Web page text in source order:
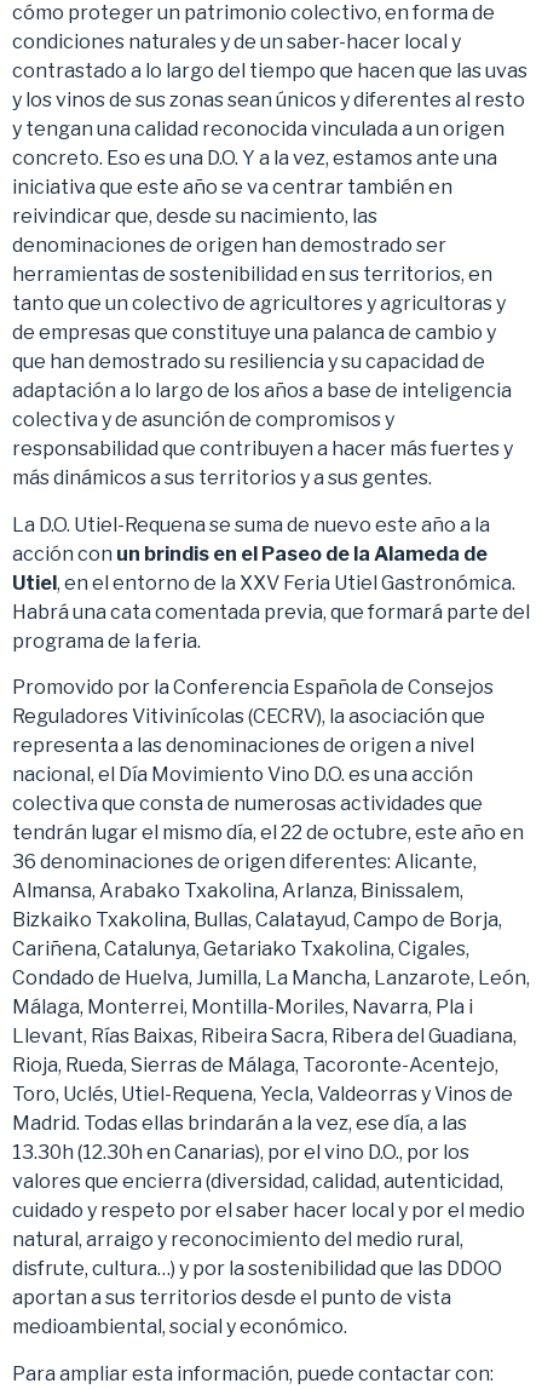
cómo proteger un patrimonio colectivo, en forma de
condiciones naturales y de un saber-hacer local y
contrastado a lo largo del tiempo que hacen que las uvas
y los vinos de sus zonas sean únicos y diferentes al resto
y tengan una calidad reconocida vinculada a un origen
concreto. Eso es una D.O. Y a la vez, estamos ante una
iniciativa que este año se va centrar también en
reivindicar que, desde su nacimiento, las
denominaciones de origen han demostrado ser
herramientas de sostenibilidad en sus territorios, en
tanto que un colectivo de agricultores y agricultoras y
de empresas que constituye una palanca de cambio y
que han demostrado su resiliencia y su capacidad de
adaptación a lo largo de los años a base de inteligencia
colectiva y de asunción de compromisos y
responsabilidad que contribuyen a hacer más fuertes y
más dinámicos a sus territorios y a sus gentes.
La D.O. Utiel-Requena se suma de nuevo este año a la
acción con un brindis en el Paseo de la Alameda de
Utiel, en el entorno de la XXV Feria Utiel Gastronómica.
Habrá una cata comentada previa, que formará parte del
programa de la feria.
Promovido por la Conferencia Española de Consejos
Reguladores Vitivinícolas (CECRV), la asociación que
representa a las denominaciones de origen a nivel
nacional, el Día Movimiento Vino D.O. es una acción
colectiva que consta de numerosas actividades que
tendrán lugar el mismo día, el 22 de octubre, este año en
36 denominaciones de origen diferentes: Alicante,
Almansa, Arabako Txakolina, Arlanza, Binissalem,
Bizkaiko Txakolina, Bullas, Calatayud, Campo de Borja,
Cariñena, Catalunya, Getariako Txakolina, Cigales,
Condado de Huelva, Jumilla, La Mancha, Lanzarote, León,
Málaga, Monterrei, Montilla-Moriles, Navarra, Pla i
Llevant, Rías Baixas, Ribeira Sacra, Ribera del Guadiana,
Rioja, Rueda, Sierras de Málaga, Tacoronte-Acentejo,
Toro, Uclés, Utiel-Requena, Yecla, Valdeorras y Vinos de
Madrid. Todas ellas brindarán a la vez, ese día, a las
13.30h (12.30h en Canarias), por el vino D.O., por los
valores que encierra (diversidad, calidad, autenticidad,
cuidado y respeto por el saber hacer local y por el medio
natural, arraigo y reconocimiento del medio rural,
disfrute, cultura…) y por la sostenibilidad que las DDOO
aportan a sus territorios desde el punto de vista
medioambiental, social y económico.
Para ampliar esta información, puede contactar con: